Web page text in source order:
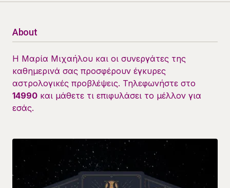
About
Η Μαρία Μιχαήλου και οι συνεργάτες της
καθημερινά σας προσφέρουν έγκυρες
αστρολογικές προβλέψεις. Τηλεφωνήστε στο
14990 και μάθετε τι επιφυλάσει το μέλλον για
εσάς.